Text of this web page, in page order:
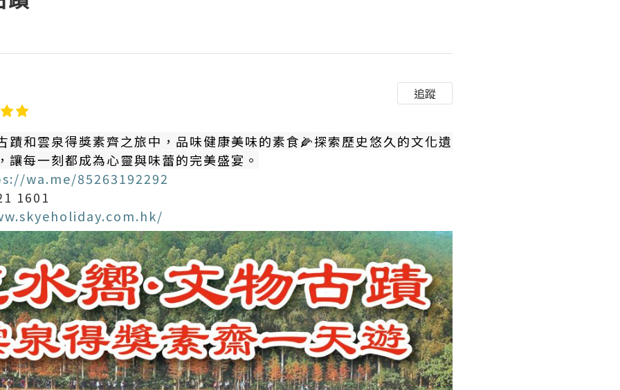
追蹤
蹟和雲泉得獎素齊之旅中，品味健康美味的素食🌽探索歷史悠久的文化遺
讓每一刻都成為心靈與味蕾的完美盛宴。
wa.me/85263192292
1601